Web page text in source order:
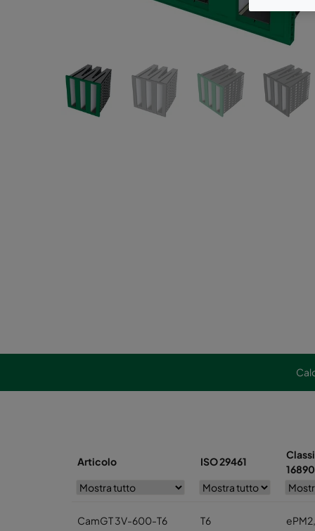
Articolo ISO 29461
16890
CamGT 3V-600-T6 T6